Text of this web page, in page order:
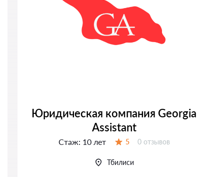
Юридическая компания Georgia
Assistant
Стаж: 10 лет 5 Отзывов:
0 отзывов
Тбилиси